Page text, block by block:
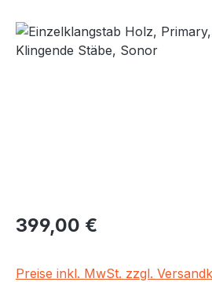
Bildergalerie überspringen
Regulärer Preis:
399,00 €
Preise inkl. MwSt. zzgl.